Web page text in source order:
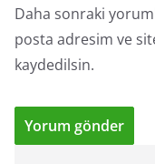
Daha sonraki
posta adresim ve
kaydedilsin.